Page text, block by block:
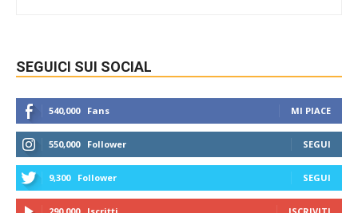
SEGUICI SUI SOCIAL
540,000 Fans MI PIACE
550,000 Follower SEGUI
9,300 Follower SEGUI